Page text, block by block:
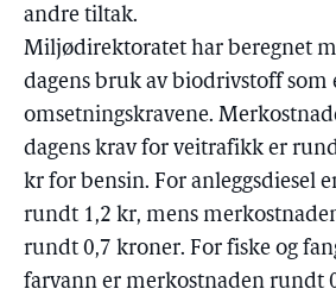
andre tiltak.
Miljødirektoratet har beregnet
dagens bruk av biodrivstoff som
omsetningskravene.
dagens krav for veitrafikk er
kr for bensin. For anleggsdiesel
rundt 1,2 kr, mens
rundt 0,7 kroner. For fiske og
farvann er merkostnaden rundt